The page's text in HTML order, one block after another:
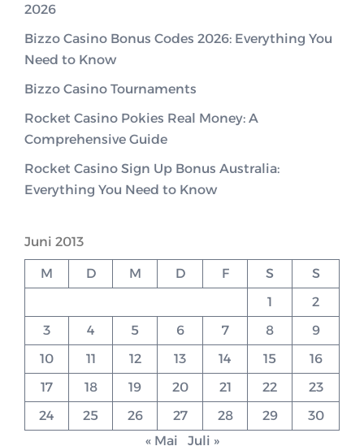
2026
Bizzo Casino Bonus Codes 2026: Everything You
Need to Know
Bizzo Casino Tournaments
Rocket Casino Pokies Real Money: A
Comprehensive Guide
Rocket Casino Sign Up Bonus Australia:
Everything You Need to Know
Juni 2013
M D M D F S
S
1
2
3
4 5 6 7 8
9
10
11 12 13 14 15
16
17
18 19 20 21 22
23
24
25 26 27 28 29
30
« Mai
Juli »